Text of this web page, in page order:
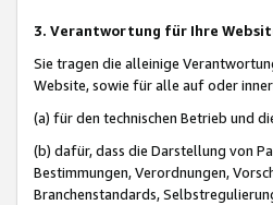
3. Verantwortung für Ihre
Sie tragen die alleinige
Website, sowie für alle auf oder
(a) für den technischen Betrieb und
(b) dafür, dass die Darstellung von
Bestimmungen, Verordnungen,
Branchenstandards,